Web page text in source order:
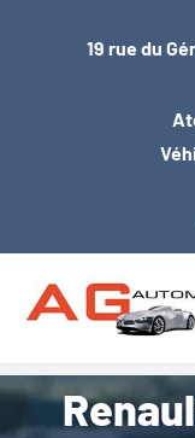
19 rue du
ACCUEIL